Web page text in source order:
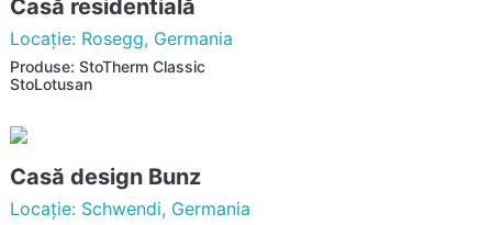
Casă residentială
Locaţie: Rosegg, Germania
Produse: StoTherm Classic
StoLotusan
Casă design Bunz
Locaţie: Schwendi, Germania